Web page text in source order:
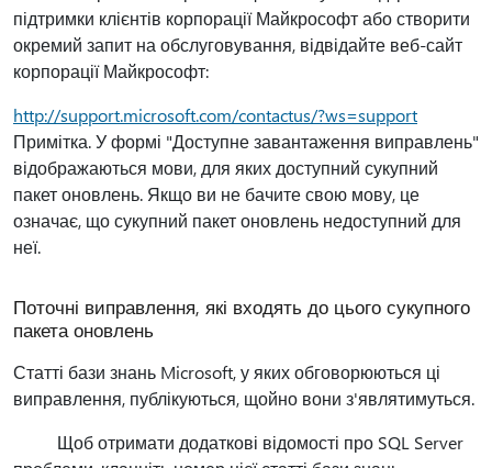
підтримки клієнтів корпорації Майкрософт або створити
окремий запит на обслуговування, відвідайте веб-сайт
корпорації Майкрософт:
http://support.microsoft.com/contactus/?ws=support
Примітка. У формі "Доступне завантаження виправлень"
відображаються мови, для яких доступний сукупний
пакет оновлень. Якщо ви не бачите свою мову, це
означає, що сукупний пакет оновлень недоступний для
неї.
Поточні виправлення, які входять до цього сукупного
пакета оновлень
Статті бази знань Microsoft, у яких обговорюються ці
виправлення, публікуються, щойно вони з'являтимуться.
Щоб отримати додаткові відомості про SQL Server